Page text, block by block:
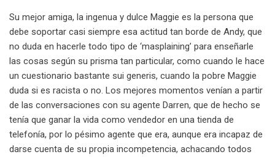
Su mejor amiga, la ingenua y dulce Maggie es la persona que
debe soportar casi siempre esa actitud tan borde de Andy, que
no duda en hacerle todo tipo de ‘masplaining’ para enseñarle
las cosas según su prisma tan particular, como cuando le hace
un cuestionario bastante sui generis, cuando la pobre Maggie
duda si es racista o no. Los mejores momentos venían a partir
de las conversaciones con su agente Darren, que de hecho se
tenía que ganar la vida como vendedor en una tienda de
telefonía, por lo pésimo agente que era, aunque era incapaz de
darse cuenta de su propia incompetencia, achacando todos